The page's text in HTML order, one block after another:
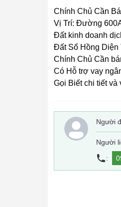
Chính Chủ Cần
Vị Trí: Đường
Đất kinh doanh
Đất Sổ Hồng Diện
Chính Chủ Cần
Có Hỗ trợ vay
Gọi Biết chi tiết và
Người
Người
: